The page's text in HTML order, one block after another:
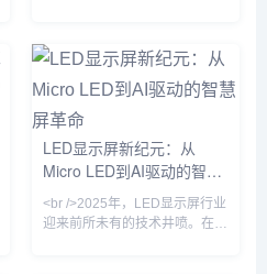
响力的科技投资主体——
Alphabet Inc. 与软银集团——
相继披露了规模空前的债务融资
方案，清晰勾勒出这场AI军备竞
赛已迈入高杠杆、长周期、重资
本的新阶段。据知情人士及监管
文件显示，谷歌母公司Alphabet
债券，期限横跨2年至40年，总
筹资目标介于20...
LED显示屏新纪元：从
Micro LED到AI驱动的智慧
屏革命
<br />2025年，LED显示屏行业
迎来前所未有的技术井喷。在刚